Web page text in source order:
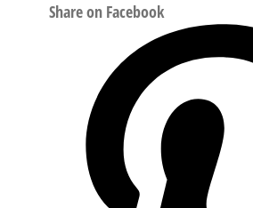
Share on Facebook